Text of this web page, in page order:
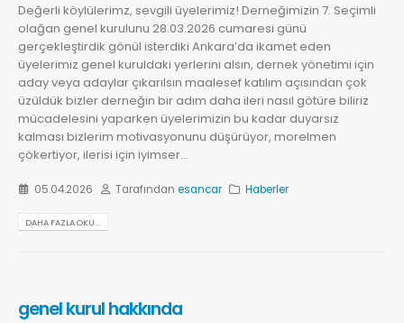
Değerli köylülerimz, sevgili üyelerimiz! Derneğimizin 7. Seçimli
olağan genel kurulunu 28.03.2026 cumaresi günü
gerçekleştirdik gönül isterdiki Ankara’da ikamet eden
üyelerimiz genel kuruldaki yerlerini alsın, dernek yönetimi için
aday veya adaylar çıkarılsın maalesef katılım açısından çok
üzüldük bizler derneğin bir adım daha ileri nasıl götüre biliriz
mücadelesini yaparken üyelerimizin bu kadar duyarsız
kalması bizlerim motivasyonunu düşürüyor, morelmen
çökertiyor, ilerisi için iyimser...
05.04.2026 Tarafındanesancar Haberler
DAHA FAZLA OKU...
genel kurul hakkında